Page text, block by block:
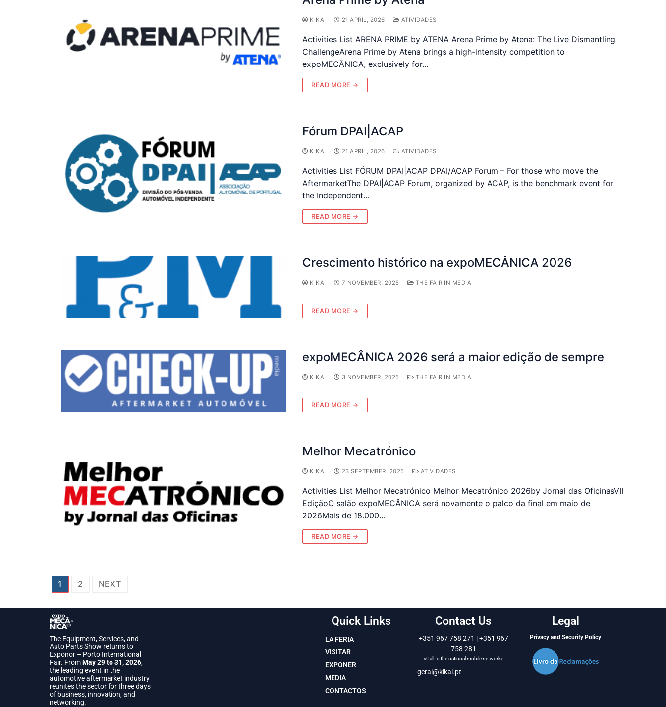
KIKAI 21 APRIL, 2026 ATIVIDADES
Activities List ARENA PRIME by ATENA Arena Prime by Atena: The Live Dismantling
ChallengeArena Prime by Atena brings a high-intensity competition to
expoMECÂNICA, exclusively for…
READ MORE →
Fórum DPAI|ACAP
KIKAI 21 APRIL, 2026 ATIVIDADES
Activities List FÓRUM DPAI|ACAP DPAI/ACAP Forum – For those who move the
AftermarketThe DPAI|ACAP Forum, organized by ACAP, is the benchmark event for
the Independent…
READ MORE →
Crescimento histórico na expoMECÂNICA 2026
KIKAI 7 NOVEMBER, 2025 THE FAIR IN MEDIA
READ MORE →
expoMECÂNICA 2026 será a maior edição de sempre
KIKAI 3 NOVEMBER, 2025 THE FAIR IN MEDIA
READ MORE →
Melhor Mecatrónico
KIKAI 23 SEPTEMBER, 2025 ATIVIDADES
Activities List Melhor Mecatrónico Melhor Mecatrónico 2026by Jornal das OficinasVII
EdiçãoO salão expoMECÂNICA será novamente o palco da final em maio de
2026Mais de 18.000…
READ MORE →
1 2 NEXT
The Equipment, Services, and
Auto Parts Show returns to
Exponor – Porto International
Fair. FromMay 29 to 31, 2026,
the leading event in the
automotive aftermarket industry
reunites the sector for three days
of business, innovation, and
networking.
Quick Links
LA FERIA
VISITAR
EXPONER
MEDIA
CONTACTOS
Contact Us
+351 967 758 271 | +351 967
758 281
«Call to the national mobile network»
geral@kikai.pt
Legal
Privacy and Security Policy